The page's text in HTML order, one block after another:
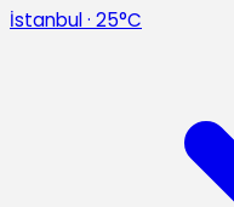
İstanbul· 25°C